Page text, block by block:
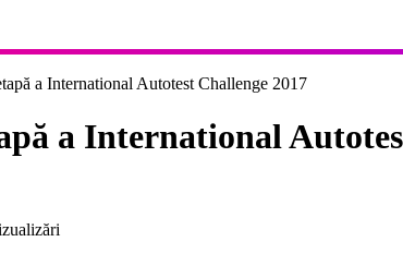
a International Autotest Challenge 2017
a International